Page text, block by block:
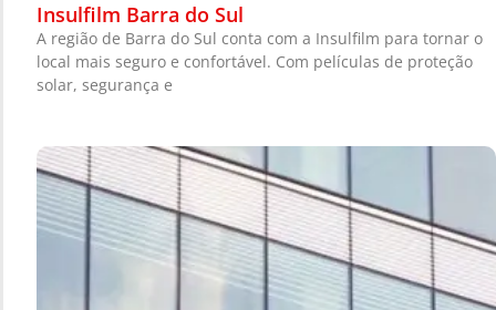
Insulfilm Barra do Sul
A região de Barra do Sul conta com a Insulfilm para tornar o
local mais seguro e confortável. Com películas de proteção
solar, segurança e